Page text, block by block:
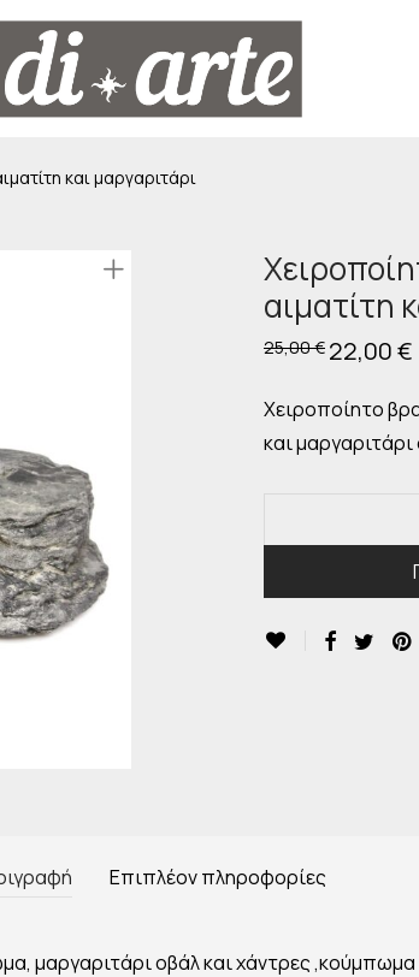
και μαργαριτάρι
αιματίτη
25,00€ Original
price
25,00 €.
22,00€
Χειροποίητο
και
Επιπλέον πληροφορίες
μαργαριτάρι οβάλ και χάντρες